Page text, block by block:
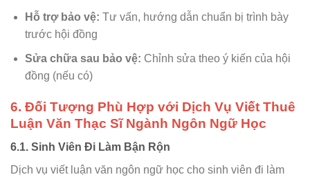
Hỗ trợ bảo vệ: Tư vấn, hướng dẫn chuẩn bị trình bày
trước hội đồng
Sửa chữa sau bảo vệ: Chỉnh sửa theo ý kiến của hội
đồng (nếu có)
6. Đối Tượng Phù Hợp với Dịch Vụ Viết Thuê
Luận Văn Thạc Sĩ Ngành Ngôn Ngữ Học
6.1. Sinh Viên Đi Làm Bận Rộn
Dịch vụ viết luận văn ngôn ngữ học cho sinh viên đi làm